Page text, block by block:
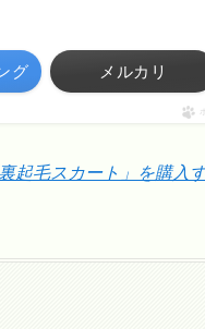
グ メルカリ
起毛スカート」を購入